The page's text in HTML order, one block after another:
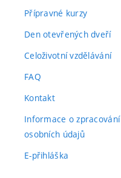
Přípravné kurzy
Den otevřených dveří
Celoživotní vzdělávání
FAQ
Kontakt
Informace o zpracování
osobních údajů(externí
E-přihláška